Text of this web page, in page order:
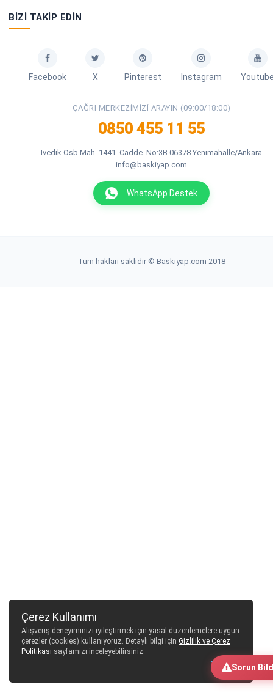
BIZI TAKIP EDIN
Facebook X Pinterest Instagram
ÇAĞRI MERKEZIMIZI ARAYIN (09:00/18:00)
0850 455 11 55
İvedik Osb Mah. 1441. Cadde. No:3B 06378 Yenimahalle/Ankara
info@baskiyap.com
WhatsApp Destek
Tüm hakları saklıdır © Baskiyap.com 2018
Sorun
Çerez Kullanımı
Alışveriş deneyiminizi iyileştirmek için yasal düzenlemelere uygun
çerezler (cookies) kullanıyoruz. Detaylı bilgi için Gizlilik ve Çerez
Politikası sayfamızı inceleyebilirsiniz.
Tamam